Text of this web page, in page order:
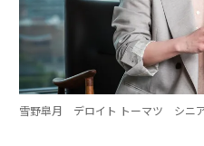
雪野皐月 デロイト トーマツ シニ